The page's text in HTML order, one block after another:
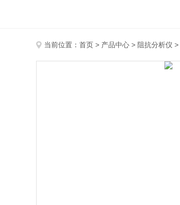
当前位置： 首页 > 产品中心 > 阻抗分析仪 >